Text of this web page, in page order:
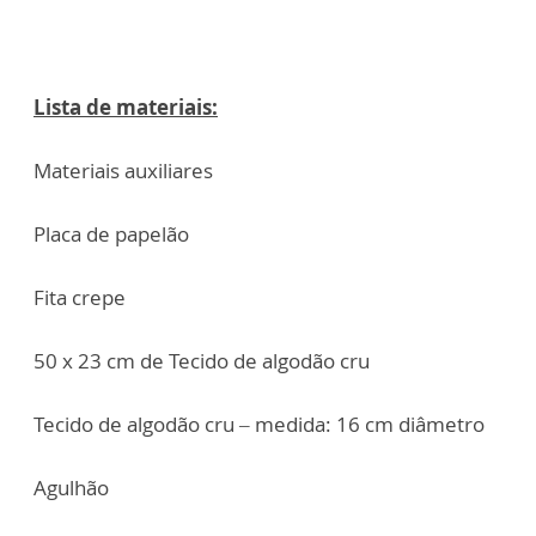
Lista de materiais:
Materiais auxiliares
Placa de papelão
Fita crepe
50 x 23 cm de Tecido de algodão cru
Tecido de algodão cru – medida: 16 cm diâmetro
Agulhão